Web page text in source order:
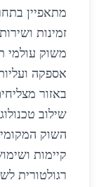
מתאפיין
זמינות
משוק עולמי
אספקה
באזור
שילוב
השוק
קיימות
רגולטורית